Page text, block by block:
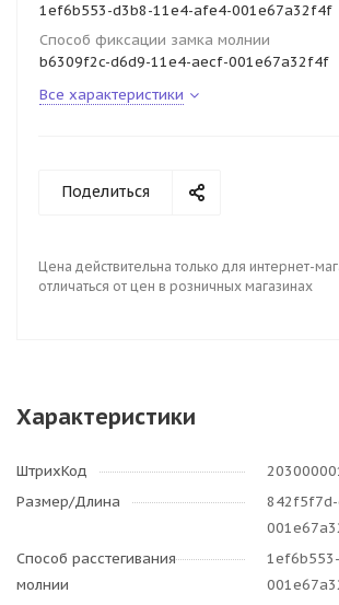
1ef6b553-d3b8-11e4-afe4-001e67a32f4f
Способ фиксации замка молнии
b6309f2c-d6d9-11e4-aecf-001e67a32f4f
Все характеристики
Поделиться
Цена действительна только для интернет-
отличаться от цен в розничных магазинах
Характеристики
ШтрихКод
Размер/Длина
842f5f7d-
Способ расстегивания
молнии